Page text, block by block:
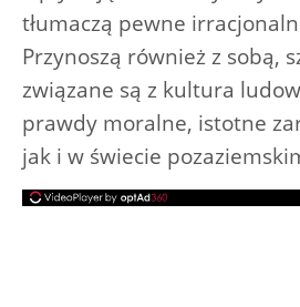
tłumaczą pewne
Przynoszą również z sobą,
związane są z kultura
prawdy moralne, istotne
jak i w świecie